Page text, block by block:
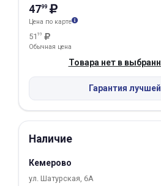
4799
Цена по карте
51 99
Обычная цена
Товара нет в
Гарантия
Наличие
Кемерово
ул. Шатурская, 6А
Оплачивайте сегодня
25 % картой любого
Получайте товар
выбранный способом
по25%